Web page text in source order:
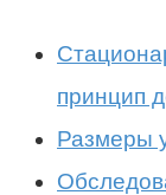
принцип
Размеры